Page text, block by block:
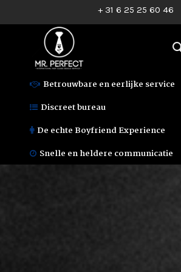
+ 31 6 25 25 60 46
Betrouwbare en eerlijke service
Discreet bureau
De echte Boyfriend Experience
Snelle en heldere communicatie